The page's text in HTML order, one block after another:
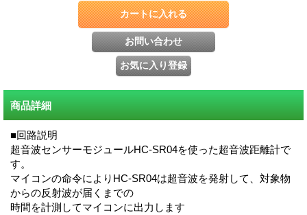
商品詳細
■回路説明
超音波センサーモジュールHC-SR04を使った超音波距離計で
す。
マイコンの命令によりHC-SR04は超音波を発射して、対象物
からの反射波が届くまでの
時間を計測してマイコンに出力します